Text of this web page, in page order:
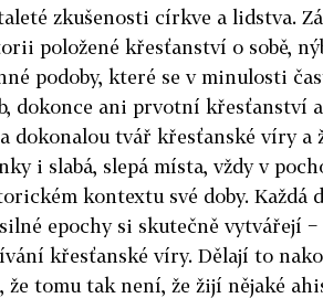
zkušenosti církve a lidstva.
položené křesťanství o sobě,
podoby, které se v minulosti
dokonce ani prvotní křesťanství
dokonalou tvář křesťanské víry a
i slabá, slepá místa, vždy v
kontextu své doby. Každá
epochy si skutečně vytvářejí
křesťanské víry. Dělají to
tomu tak není, že žijí nějaké